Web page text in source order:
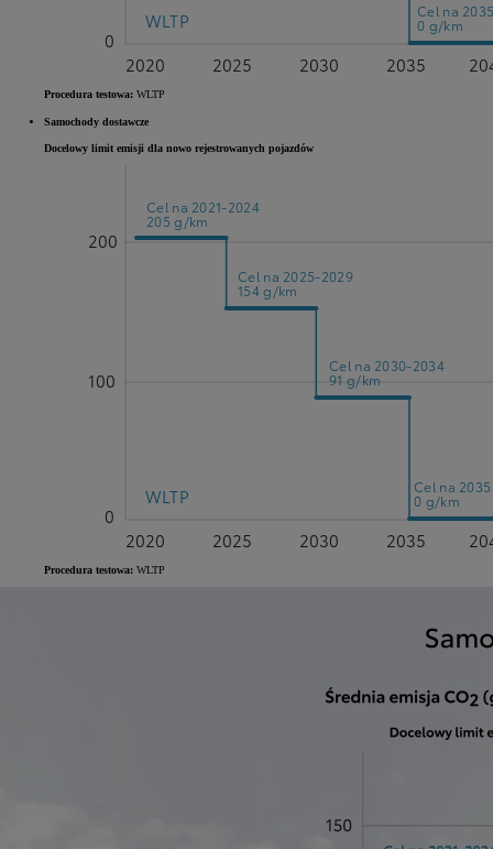
2020 2025 2030 2035
0
Cel na 2035
0 g/km
WLTP
Procedura testowa: WLTP
Samochody dostawcze
Docelowy limit emisji dla nowo rejestrowanych pojazdów
2020 2025 2030 2035
0
200
100
Cel na 2021-2024
205 g/km
Cel na 2025-2029
154 g/km
Cel na 2030-2034
91 g/km
Cel na 2035
0 g/km
WLTP
Procedura testowa: WLTP